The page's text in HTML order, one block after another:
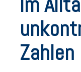
Zahlen